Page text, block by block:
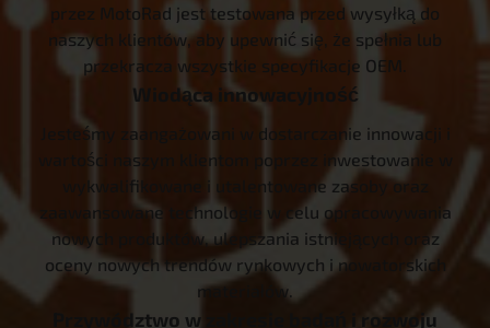
przez MotoRad jest testowana przed wysyłką do
naszych klientów, aby upewnić się, że spełnia lub
przekracza wszystkie specyfikacje OEM.
Wiodąca innowacyjność
Jesteśmy zaangażowani w dostarczanie innowacji i
wartości naszym klientom poprzez inwestowanie w
wykwalifikowane i utalentowane zasoby oraz
zaawansowane technologie w celu opracowywania
nowych produktów, ulepszania istniejących oraz
oceny nowych trendów rynkowych i nowatorskich
materiałów.
Przywództwo w zakresie badań i rozwoju